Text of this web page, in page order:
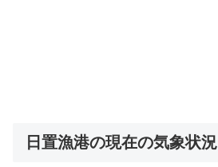
日置漁港の現在の気象状況